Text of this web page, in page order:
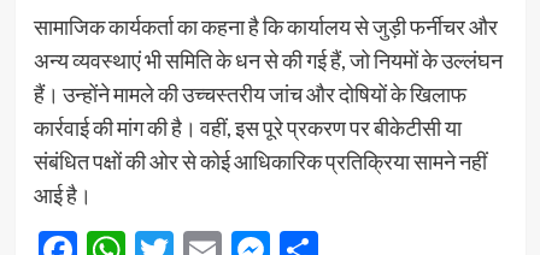
सामाजिक कार्यकर्ता का कहना है कि कार्यालय से जुड़ी फर्नीचर और
अन्य व्यवस्थाएं भी समिति के धन से की गई हैं, जो नियमों के उल्लंघन
हैं। उन्होंने मामले की उच्चस्तरीय जांच और दोषियों के खिलाफ
कार्रवाई की मांग की है। वहीं, इस पूरे प्रकरण पर बीकेटीसी या
संबंधित पक्षों की ओर से कोई आधिकारिक प्रतिक्रिया सामने नहीं
आई है।